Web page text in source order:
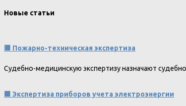
Новые статьи
🟥 Пожарно-техническая экспертиза
Судебно-медицинскую экспертизу назначают
🟩 Экспертиза приборов учета электроэнергии